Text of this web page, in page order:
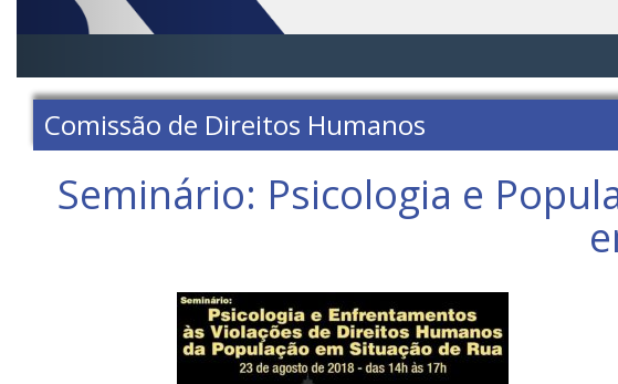
Comissão de Direitos Humanos
Seminário: Psicologia e